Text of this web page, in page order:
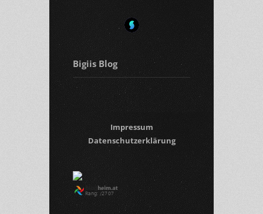
Bigiis Blog
Impressum
Datenschutzerklärung